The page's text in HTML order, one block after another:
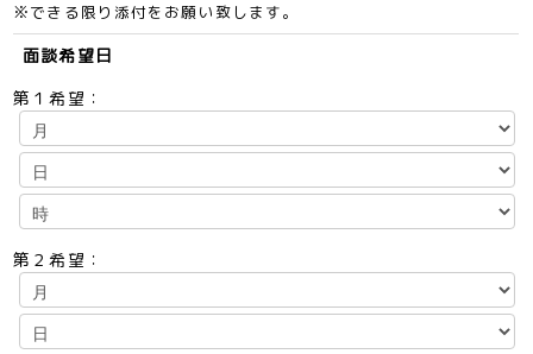
※できる限り添付をお願い致します。
面談希望日
第１希望：
第２希望：